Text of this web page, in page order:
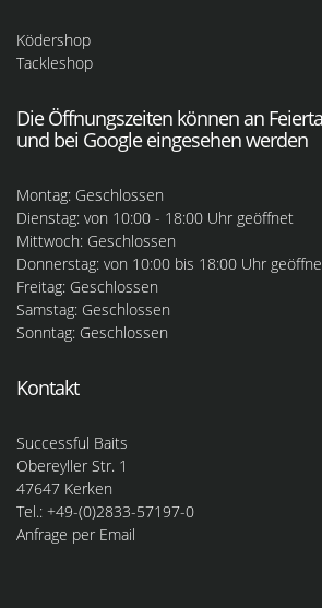
Ködershop
Tackleshop
Die Öffnungszeiten können an
und bei Google eingesehen werden
Montag: Geschlossen
Dienstag: von 10:00 - 18:00 Uhr geöffnet
Mittwoch: Geschlossen
Donnerstag: von 10:00 bis 18:00 Uhr
Freitag: Geschlossen
Samstag: Geschlossen
Sonntag: Geschlossen
Kontakt
Successful Baits
Obereyller Str. 1
47647 Kerken
Tel.: +49-(0)2833-57197-0
Anfrage per Email